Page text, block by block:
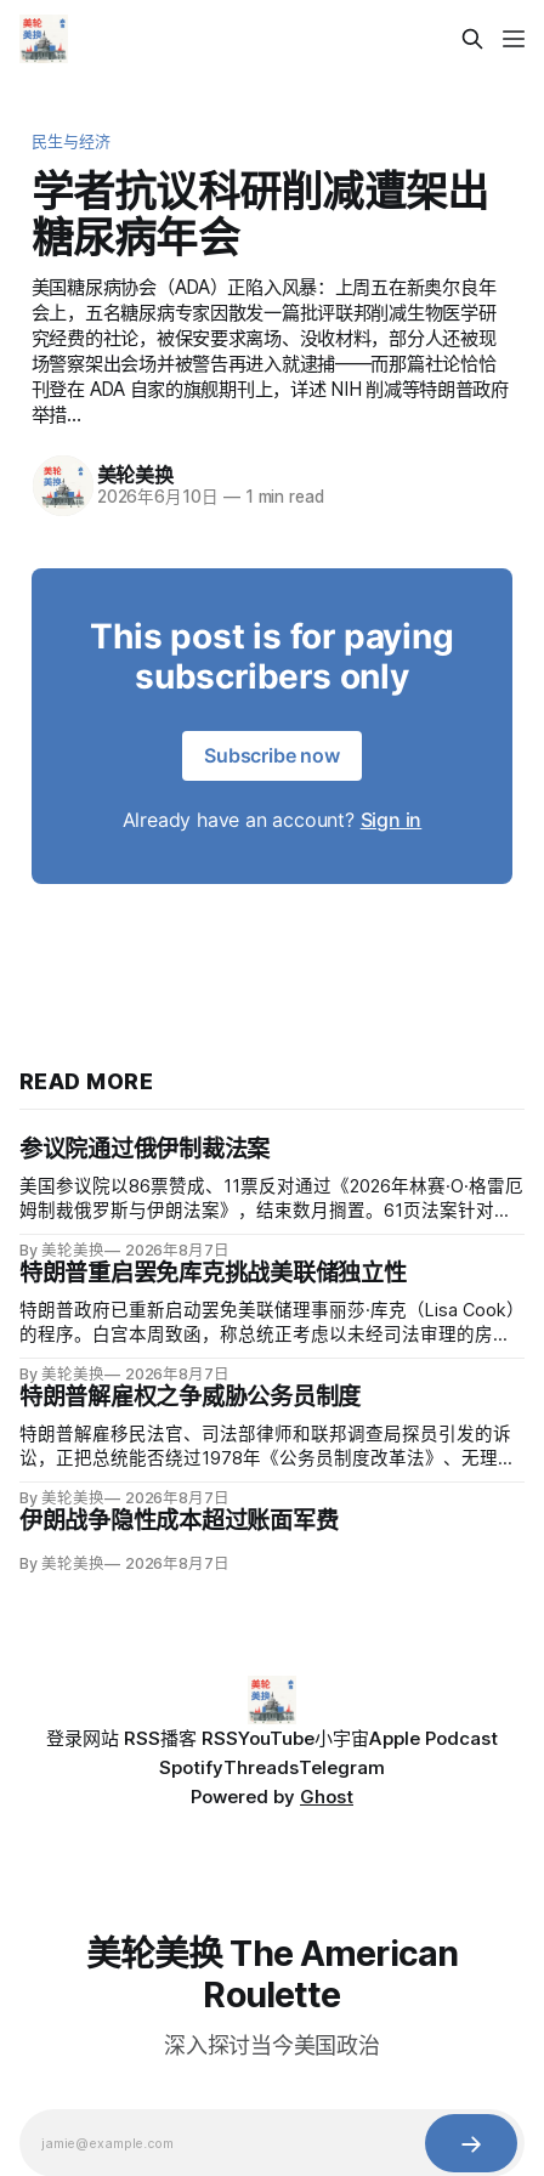
民生与经济
学者抗议科研削减遭架出
糖尿病年会
美国糖尿病协会（ADA）正陷入风暴：上周五在新奥尔良年
会上，五名糖尿病专家因散发一篇批评联邦削减生物医学研
究经费的社论，被保安要求离场、没收材料，部分人还被现
场警察架出会场并被警告再进入就逮捕——而那篇社论恰恰
刊登在 ADA 自家的旗舰期刊上，详述 NIH 削减等特朗普政府
举措…
美轮美换
2026年6月10日 —1 min read
This post is for paying
subscribers only
Subscribe now
Already have an account? Sign in
READ MORE
参议院通过俄伊制裁法案
美国参议院以86票赞成、11票反对通过《2026年林赛·O·格雷厄
姆制裁俄罗斯与伊朗法案》，结束数月搁置。61页法案针对俄
裁；同时授权对购买俄油气最多的五个国家实施定向关税，意
在切断支持俄乌战争的能源收入。
By 美轮美换 2026年8月7日
特朗普重启罢免库克挑战美联储独立性
特朗普政府已重新启动罢免美联储理事丽莎·库克（Lisa Cook）
的程序。白宫本周致函，称总统正考虑以未经司法审理的房贷
By 美轮美换 2026年8月7日
特朗普解雇权之争威胁公务员制度
特朗普解雇移民法官、司法部律师和联邦调查局探员引发的诉
讼，正把总统能否绕过1978年《公务员制度改革法》、无理由
天将全院审理两名前移民法官梅根·杰克勒（Megan Jackler）
和布兰登·贾罗赫（Brandon Jaroc…
By 美轮美换 2026年8月7日
伊朗战争隐性成本超过账面军费
By 美轮美换 2026年8月7日
登录网站 RSS播客 RSSYouTube小宇宙Apple Podcast
SpotifyThreadsTelegram
Powered by Ghost
美轮美换 The American
Roulette
深入探讨当今美国政治